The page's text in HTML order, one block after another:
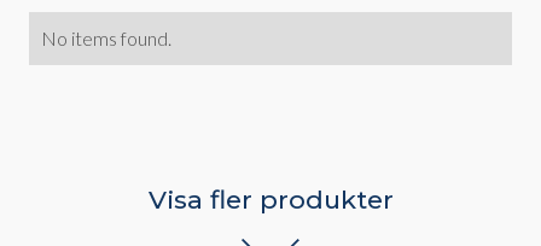
No items found.
Visa fler produkter